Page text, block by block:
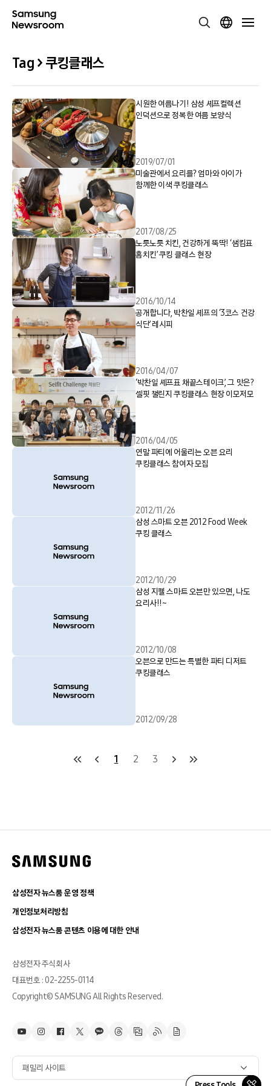
Tag > 쿠킹클래스
시원한 여름나기! 삼성 셰프컬렉션
인덕션으로 정복한 여름 보양식
2019/07/01
미술관에서 요리를? 엄마와 아이가
함께한 이색 쿠킹클래스
2017/08/25
노릇노릇 치킨, 건강하게 뚝딱! ‘샘킴표
홈치킨’ 쿠킹 클래스 현장
2016/10/14
공개합니다, 박찬일 셰프의 ‘3코스 건강
식단’ 레시피
2016/04/07
‘박찬일 셰프표 채끝스테이크’, 그 맛은?
셀핏 챌린지 쿠킹클래스 현장 이모저모
2016/04/05
연말 파티에 어울리는 오븐 요리
쿠킹클래스 참여자 모집
2012/11/26
삼성 스마트 오븐 2012 Food Week
쿠킹 클래스
2012/10/29
삼성 지펠 스마트 오븐만 있으면, 나도
요리사!!~
2012/10/08
오븐으로 만드는 특별한 파티 디저트
쿠킹클래스
2012/09/28
1 2 3
삼성전자 뉴스룸 운영 정책
개인정보처리방침
삼성전자 뉴스룸 콘텐츠 이용에 대한 안내
삼성전자 주식회사
대표번호 : 02-2255-0114
Copyright© SAMSUNG All Rights Reserved.
패밀리 사이트